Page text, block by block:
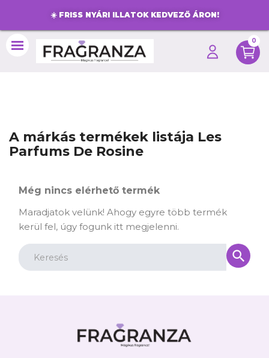
☀️ FRISS NYÁRI ILLATOK KEDVEZŐ ÁRON!
0
A márkás termékek listája Les
Parfums De Rosine
Még nincs elérhető termék
Maradjatok velünk! Ahogy egyre több termék
kerül fel, úgy fogunk itt megjelenni.
search